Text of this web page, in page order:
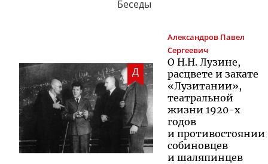
Беседы
Д
Александров Павел
Сергеевич
О Н.Н. Лузине,
расцвете и закате
«Лузитании»,
театральной
жизни 1920-х
годов
и противостоянии
собиновцев
и шаляпинцев